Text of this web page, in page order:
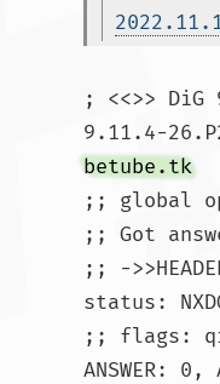
; <<>> DiG
9.11.4-
betube.tk
;; global
;; Got
;; -
status:
;; flags: qr
ANSWER: 0,